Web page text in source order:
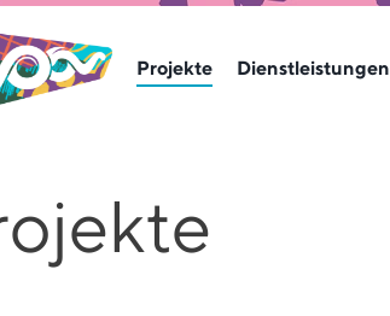
Projekte Dienstleistungen